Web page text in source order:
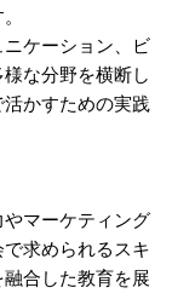
ケーション、ビ
な分野を横断し
かすための実践
マーケティング
求められるスキ
合した教育を展